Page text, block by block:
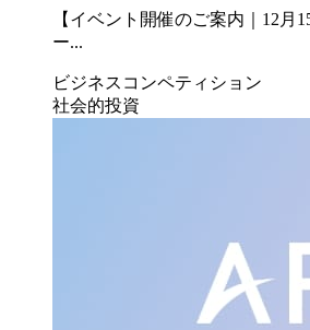
【イベント開催のご案内｜12月
ー...
ビジネスコンペティション
社会的投資